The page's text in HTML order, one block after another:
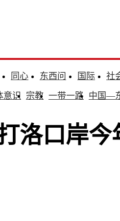
同心 东西问 国际
社
意识 宗教 一带一路 中国—
洛口岸